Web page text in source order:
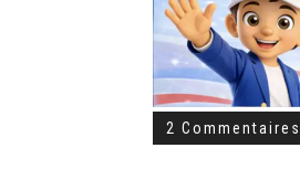
2 Commentaires